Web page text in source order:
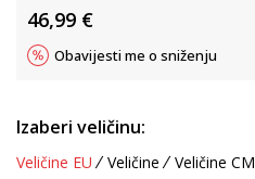
46,99 €
Obavijesti me o sniženju
Izaberi veličinu:
Veličine EU Veličine Veličine CM